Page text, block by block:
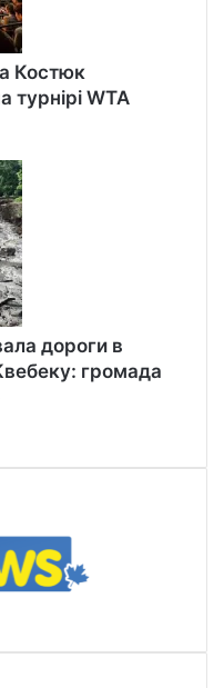
Костюк
турнірі WTA
дороги в
громада